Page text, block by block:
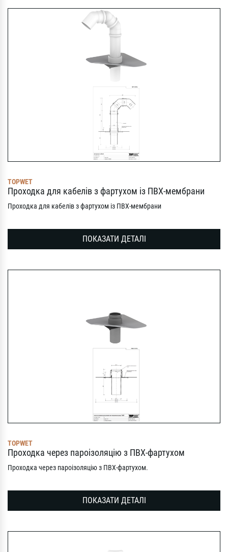
TOPWET
Проходка для кабелів з фартухом із ПВХ-мембрани
Проходка для кабелів з фартухом із ПВХ-мембрани
ПОКАЗАТИ ДЕТАЛІ
TOPWET
Проходка через пароізоляцію з ПВХ-фартухом
Проходка через пароізоляцію з ПВХ-фартухом.
ПОКАЗАТИ ДЕТАЛІ